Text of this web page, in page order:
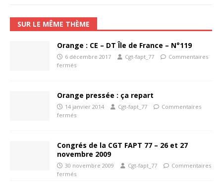
SUR LE MÊME THÈME
Orange : CE – DT Île de France – N°119
6 décembre 2017 Cgt-fapt_77
Commentaires
fermés
Orange pressée : ça repart
14 janvier 2014 Cgt-fapt_77
Commentaires
fermés
Congrés de la CGT FAPT 77 – 26 et 27
novembre 2009
30 novembre 2009 Cgt-fapt_77
Commentaires
fermés